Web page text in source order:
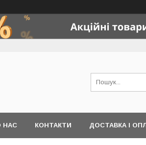
НАС КОНТАКТИ ДОСТАВКА І